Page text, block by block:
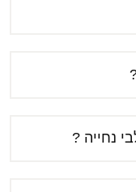
נחייה ?